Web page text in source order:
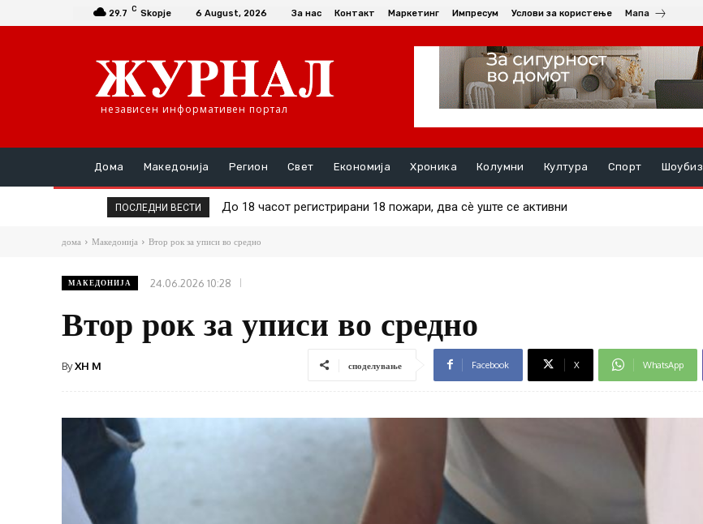
29.7 C Skopje 6 August, 2026 За нас Контакт Маркетинг Импресум Услови за користење Мапа
независен информативен портал
Дома Македонија Регион Свет Економија Хроника Колумни Култура Спорт Шоубиз
ПОСЛЕДНИ ВЕСТИ До 18 часот регистрирани 18 пожари, два сè уште се активни
Трамп затвора пет американски амбасади
дома Македонија Втор рок за уписи во средно
МАКЕДОНИЈА 24.06.2026 10:28
Втор рок за уписи во средно
ByXH M споделување Facebook X WhatsApp